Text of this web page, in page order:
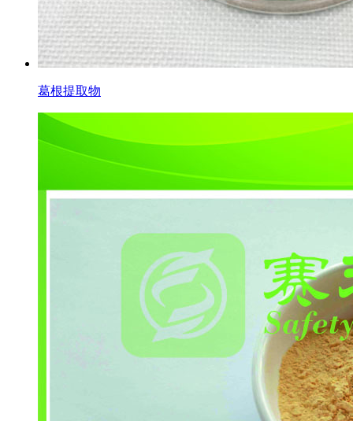
葛根提取物